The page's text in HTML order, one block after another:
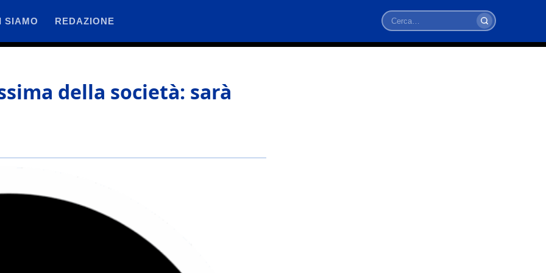
SIAMO REDAZIONE
Cerca
della società: sarà